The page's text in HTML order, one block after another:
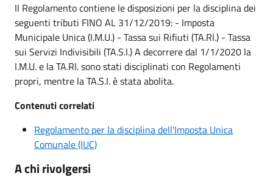
Il Regolamento contiene le disposizioni per la disciplina dei
seguenti tributi FINO AL 31/12/2019: - Imposta
Municipale Unica (I.M.U.) - Tassa sui Rifiuti (TA.RI.) - Tassa
sui Servizi Indivisibili (TA.S.I.) A decorrere dal 1/1/2020 la
I.M.U. e la TA.RI. sono stati disciplinati con Regolamenti
propri, mentre la TA.S.I. è stata abolita.
Contenuti correlati
Regolamento per la disciplina dell'Imposta Unica
Comunale (IUC)
A chi rivolgersi